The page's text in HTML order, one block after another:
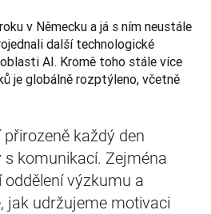
v Německu a já s ním neustále
další technologické
AI. Kromě toho stále více
je globálně rozptýleno, včetně
každý den
komunikací. Zejména
oddělení výzkumu a
jak udržujeme motivaci